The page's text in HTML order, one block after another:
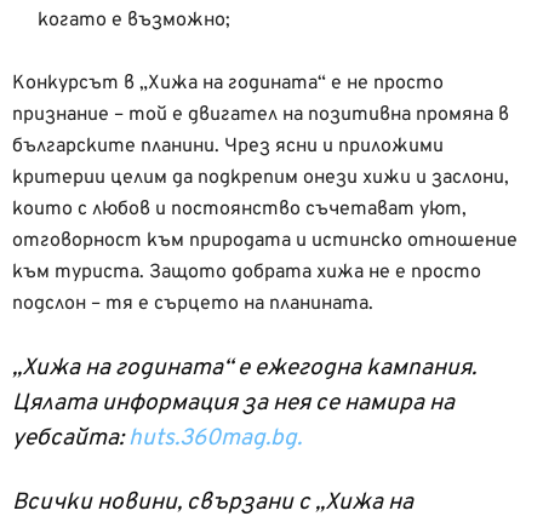
когато е възможно;
Конкурсът в „Хижа на годината“ е не просто
признание – той е двигател на позитивна промяна в
българските планини. Чрез ясни и приложими
критерии целим да подкрепим онези хижи и заслони,
които с любов и постоянство съчетават уют,
отговорност към природата и истинско отношение
към туриста. Защото добрата хижа не е просто
подслон – тя е сърцето на планината.
„Хижа на годината“ е ежегодна кампания.
Цялата информация за нея се намира на
уебсайта:huts.360mag.bg.
Всички новини, свързани с „Хижа на